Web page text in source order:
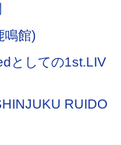
鳴館)
としての1st.LIV
RUIDO